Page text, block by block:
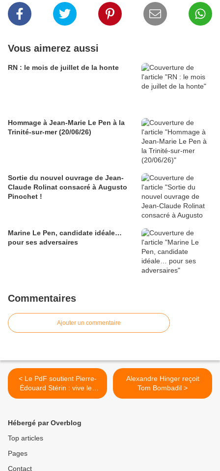
Vous aimerez aussi
RN : le mois de juillet de la honte
Hommage à Jean-Marie Le Pen à la
Trinité-sur-mer (20/06/26)
Sortie du nouvel ouvrage de Jean-
Claude Rolinat consacré à Augusto
Pinochet !
Marine Le Pen, candidate idéale…
pour ses adversaires
Commentaires
Ajouter un commentaire
< Le PdF soutient Pierre-
Édouard Stérin : vive les
bébés blancs !
Alexandre Hinger reçoit
Tom Bombadil >
Hébergé par Overblog
Top articles
Pages
Contact